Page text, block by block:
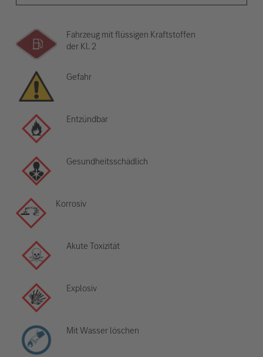
Fahrzeug mit flüssigen Kraftstoffen
der Kl. 2
Gefahr
Entzündbar
Gesundheitsschädlich
Korrosiv
Akute Toxizität
Explosiv
Mit Wasser löschen